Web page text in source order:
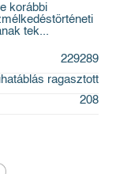
korábbi
tek...
229289
ragasztott
208